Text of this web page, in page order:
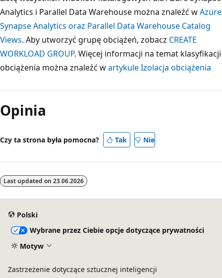
Analytics i Parallel Data Warehouse można znaleźć wAzure
Synapse Analytics oraz Parallel Data Warehouse Catalog
Views. Aby utworzyć grupę obciążeń, zobacz CREATE
WORKLOAD GROUP. Więcej informacji na temat klasyfikacji
obciążenia można znaleźć wartykule Izolacja obciążenia
odczytu
wyłączony
Opinia
Czy ta strona była pomocna? Tak Nie
Last updated on 23.06.2026
Polski
Wybrane przez Ciebie opcje dotyczące prywatności
Motyw
Zastrzeżenie dotyczące sztucznej inteligencji